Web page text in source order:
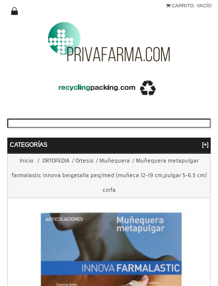
CARRITO: VACÍO
CATEGORÍAS [+]
Inicio / ORTOPEDIA / Ortesis / Muñequera / Muñequera metapulgar
farmalastic innova beigetalla peq/med (muñeca 12-19 cm,pulgar 5-6.5 cm)
cinfa